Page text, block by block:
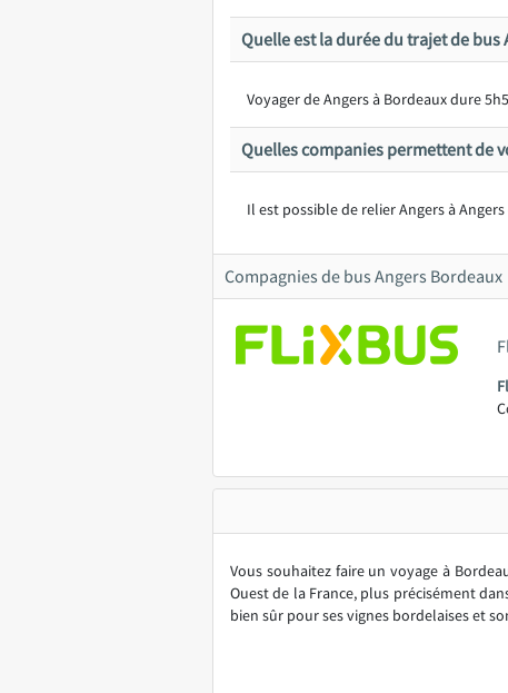
Quelle est la durée du trajet de bus
Voyager de Angers à Bordeaux dure
Quelles companies permettent de
Il est possible de relier Angers à
Compagnies de bus Angers Bordeaux
Vous souhaitez faire un voyage à
Ouest de la France, plus précisément
bien sûr pour ses vignes bordelaises et